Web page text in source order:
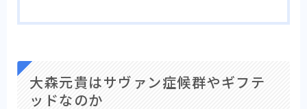
大森元貴はサヴァン症候群やギフテ
ッドなのか